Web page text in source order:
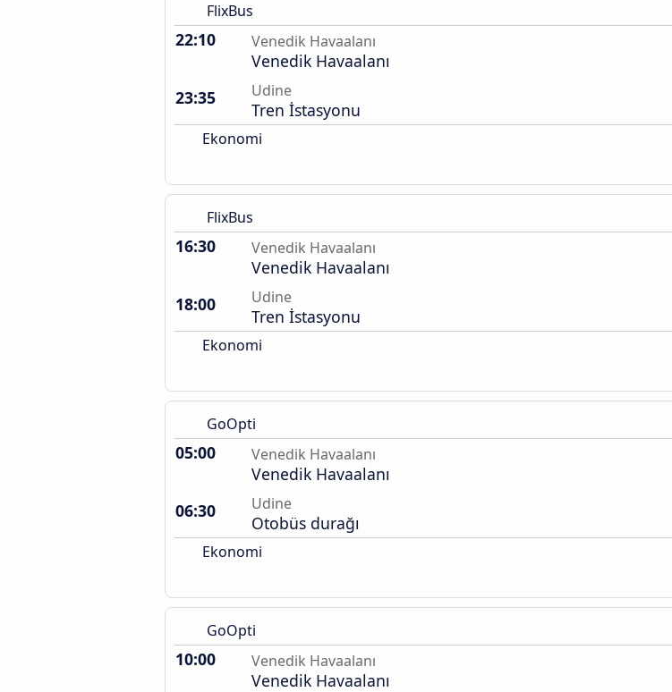
FlixBus
22:10 Venedik Havaalanı
Venedik Havaalanı
23:35
Udine
Tren İstasyonu
Ekonomi
FlixBus
16:30 Venedik Havaalanı
Venedik Havaalanı
18:00
Udine
Tren İstasyonu
Ekonomi
GoOpti
05:00 Venedik Havaalanı
Venedik Havaalanı
06:30
Udine
Otobüs durağı
Ekonomi
GoOpti
10:00 Venedik Havaalanı
Venedik Havaalanı